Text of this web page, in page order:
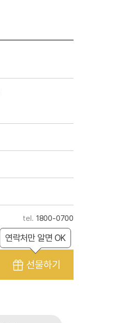
1800-0700
선물하기
연락처만 알면 OK